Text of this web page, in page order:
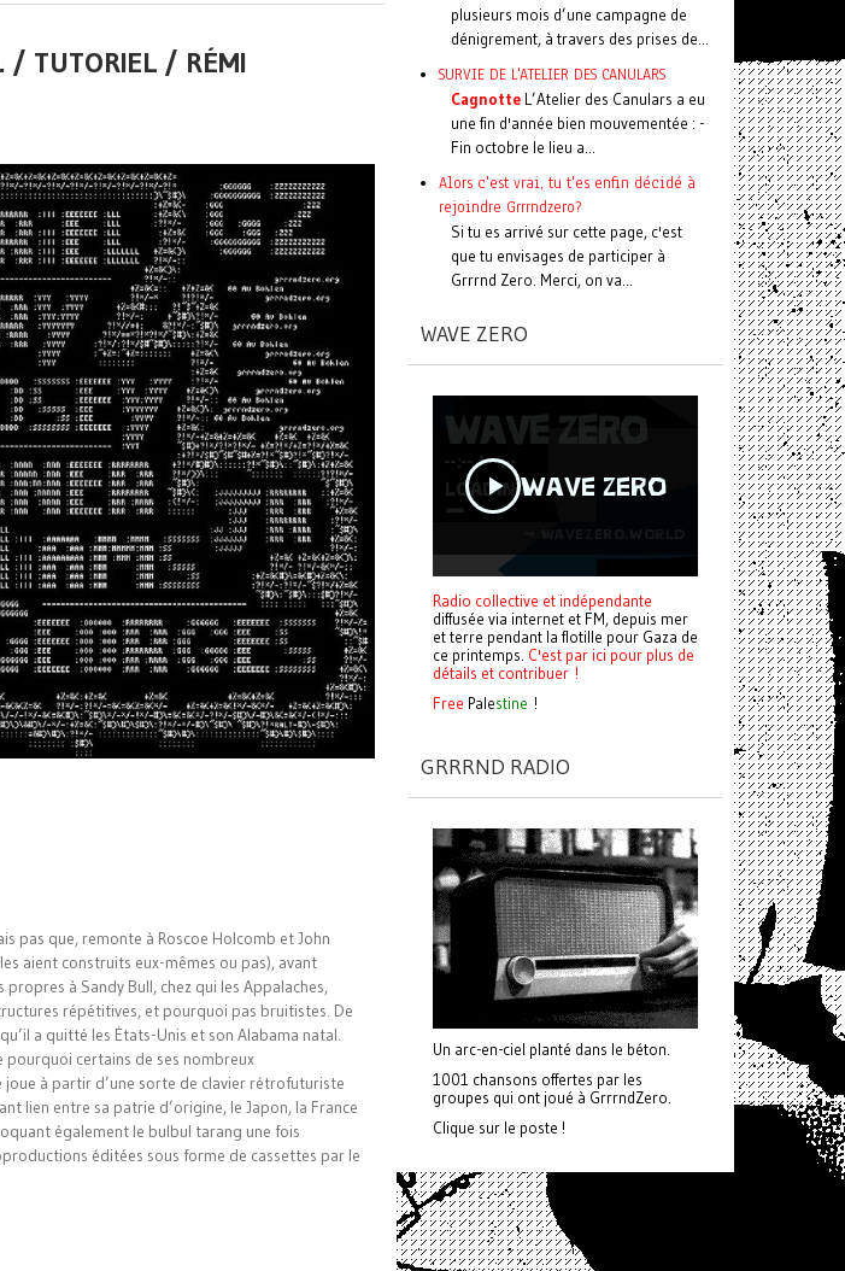
/ TUTORIEL / RÉMI
pas que, remonte à Roscoe Holcomb et John
aient construits eux-mêmes ou pas), avant
à Sandy Bull, chez qui les Appalaches,
répétitives, et pourquoi pas bruitistes. De
a quitté les États-Unis et son Alabama natal.
pourquoi certains de ses nombreux
à partir d’une sorte de clavier rétrofuturiste
lien entre sa patrie d’origine, le Japon, la France
également le bulbul tarang une fois
éditées sous forme de cassettes par le
plusieurs mois d’une campagne de
dénigrement, à travers des prises de...
SURVIE DE L'ATELIER DES CANULARS
Cagnotte L’Atelier des Canulars a eu
une fin d'année bien mouvementée : -
Fin octobre le lieu a...
Alors c'est vrai, tu t'es enfin décidé à
rejoindre Grrrndzero?
Si tu es arrivé sur cette page, c'est
que tu envisages de participer à
Grrrnd Zero. Merci, on va...
WAVE ZERO
Radio collective et indépendante
diffusée via internet et FM, depuis mer
et terre pendant la flotille pour Gaza de
ce printemps. C'est par ici pour plus de
détails et contribuer !
Free Palestine !
GRRRND RADIO
Un arc-en-ciel planté dans le béton.
1001 chansons offertes par les
groupes qui ont joué à GrrrndZero.
Clique sur le poste !